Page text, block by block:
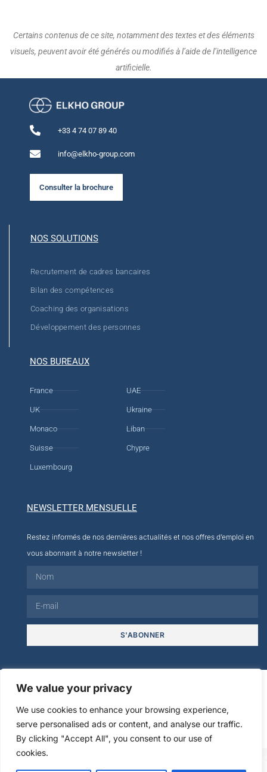
We value your privacy
We use cookies to enhance your browsing experience,
serve personalised ads or content, and analyse our traffic.
By clicking "Accept All", you consent to our use of
cookies.
Certains contenus de ce site, notamment des textes et des éléments
visuels, peuvent avoir été générés ou modifiés à l’aide de l’intelligence
artificielle.
+33 4 74 07 89 40
info@elkho-group.com
Consulter la brochure
NOS SOLUTIONS
Recrutement de cadres bancaires
Bilan des compétences
Coaching des organisations
Développement des personnes
NOS BUREAUX
France
UK
Monaco
Suisse
Luxembourg
UAE
Ukraine
Liban
Chypre
NEWSLETTER MENSUELLE
Restez informés de nos dernières actualités et nos offres d’emploi en
vous abonnant à notre newsletter !
S'ABONNER
© 2026
légales
Politique de
confidentialité
FR